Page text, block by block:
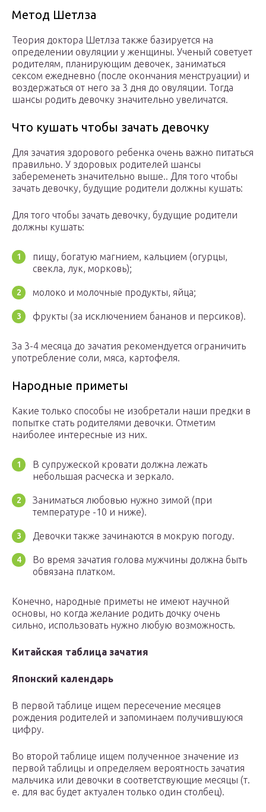
Метод Шетлза
Теория доктора Шетлза также базируется на
определении овуляции у женщины. Ученый советует
родителям, планирующим девочек, заниматься
сексом ежедневно (после окончания менструации) и
воздержаться от него за 3 дня до овуляции. Тогда
шансы родить девочку значительно увеличатся.
Что кушать чтобы зачать девочку
Для зачатия здорового ребенка очень важно питаться
правильно. У здоровых родителей шансы
забеременеть значительно выше.. Для того чтобы
зачать девочку, будущие родители должны кушать:
Для того чтобы зачать девочку, будущие родители
должны кушать:
пищу, богатую магнием, кальцием (огурцы,
свекла, лук, морковь);
молоко и молочные продукты, яйца;
фрукты (за исключением бананов и персиков).
За 3-4 месяца до зачатия рекомендуется ограничить
употребление соли, мяса, картофеля.
Народные приметы
Какие только способы не изобретали наши предки в
попытке стать родителями девочки. Отметим
наиболее интересные из них.
В супружеской кровати должна лежать
небольшая расческа и зеркало.
Заниматься любовью нужно зимой (при
температуре -10 и ниже).
Девочки также зачинаются в мокрую погоду.
Во время зачатия голова мужчины должна быть
обвязана платком.
Конечно, народные приметы не имеют научной
основы, но когда желание родить дочку очень
сильно, использовать нужно любую возможность.
Китайская таблица зачатия
Японский календарь
В первой таблице ищем пересечение месяцев
рождения родителей и запоминаем получившуюся
цифру.
Во второй таблице ищем полученное значение из
первой таблицы и определяем вероятность зачатия
мальчика или девочки в соответствующие месяцы (т.
е. для вас будет актуален только один столбец).